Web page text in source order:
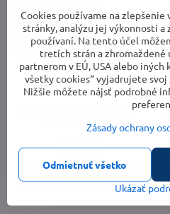
15%
kľuky SHIMANO FC-M311
42x32x22 čierne
22,55 €
Zobraziť
Cookies používame na
stránky, analýzu jej výkonnosti
používaní. Na tento účel
tretích strán a zhromaždené
partnerom v EÚ, USA alebo
všetky cookies“ vyjadrujete svoj
Nižšie môžete nájsť podrobné
Zásady ochrany
Ukázať
Odmietnuť všetko